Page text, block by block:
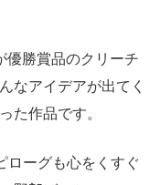
優勝賞品のクリーチ
なアイデアが出てく
た作品です。
ローグも心をくすぐ